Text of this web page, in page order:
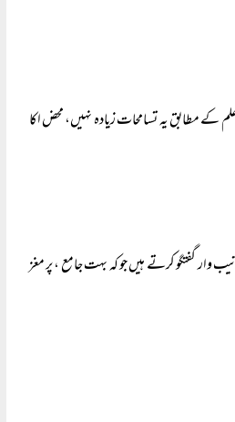
مطابق یہ تسامحات زیادہ نہیں، محض اکا
وار گفتگو کرتے ہیں جو کہ بہت جامع ، پر مغز